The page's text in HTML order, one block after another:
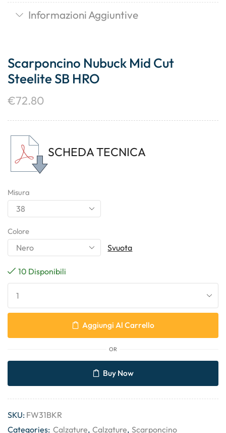
Informazioni Aggiuntive
Scarponcino Nubuck Mid Cut
Steelite SB HRO
€72.80
SCHEDA TECNICA
Misura
Colore
Svuota
10 Disponibili
Aggiungi Al Carrello
OR
Buy Now
SKU: FW31BKR
Categories: Calzature, Calzature, Scarponcino